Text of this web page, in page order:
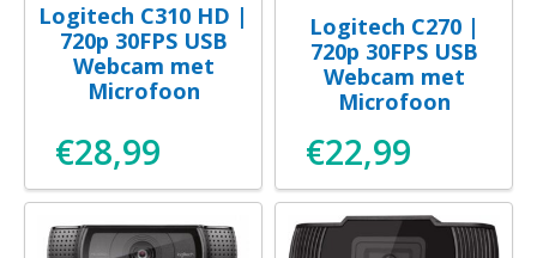
Logitech C310 HD |
720p 30FPS USB
Webcam met
Microfoon
€28,99
Logitech C270 |
720p 30FPS USB
Webcam met
Microfoon
€22,99